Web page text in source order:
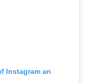
Instagram an